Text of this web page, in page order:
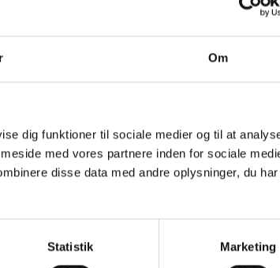
Om
dig funktioner til sociale medier og til at
med vores partnere inden for sociale
disse data med andre oplysninger, du
Statistik Marketing
– især ved aktivering. Brug handsker og hold